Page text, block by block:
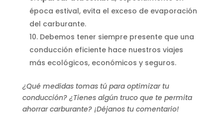
época estival, evita el exceso de evaporación
del carburante.
Debemos tener siempre presente que una
conducción eficiente hace nuestros viajes
más ecológicos, económicos y seguros.
¿Qué medidas tomas tú para optimizar tu
conducción? ¿Tienes algún truco que te permita
ahorrar carburante? ¡Déjanos tu comentario!